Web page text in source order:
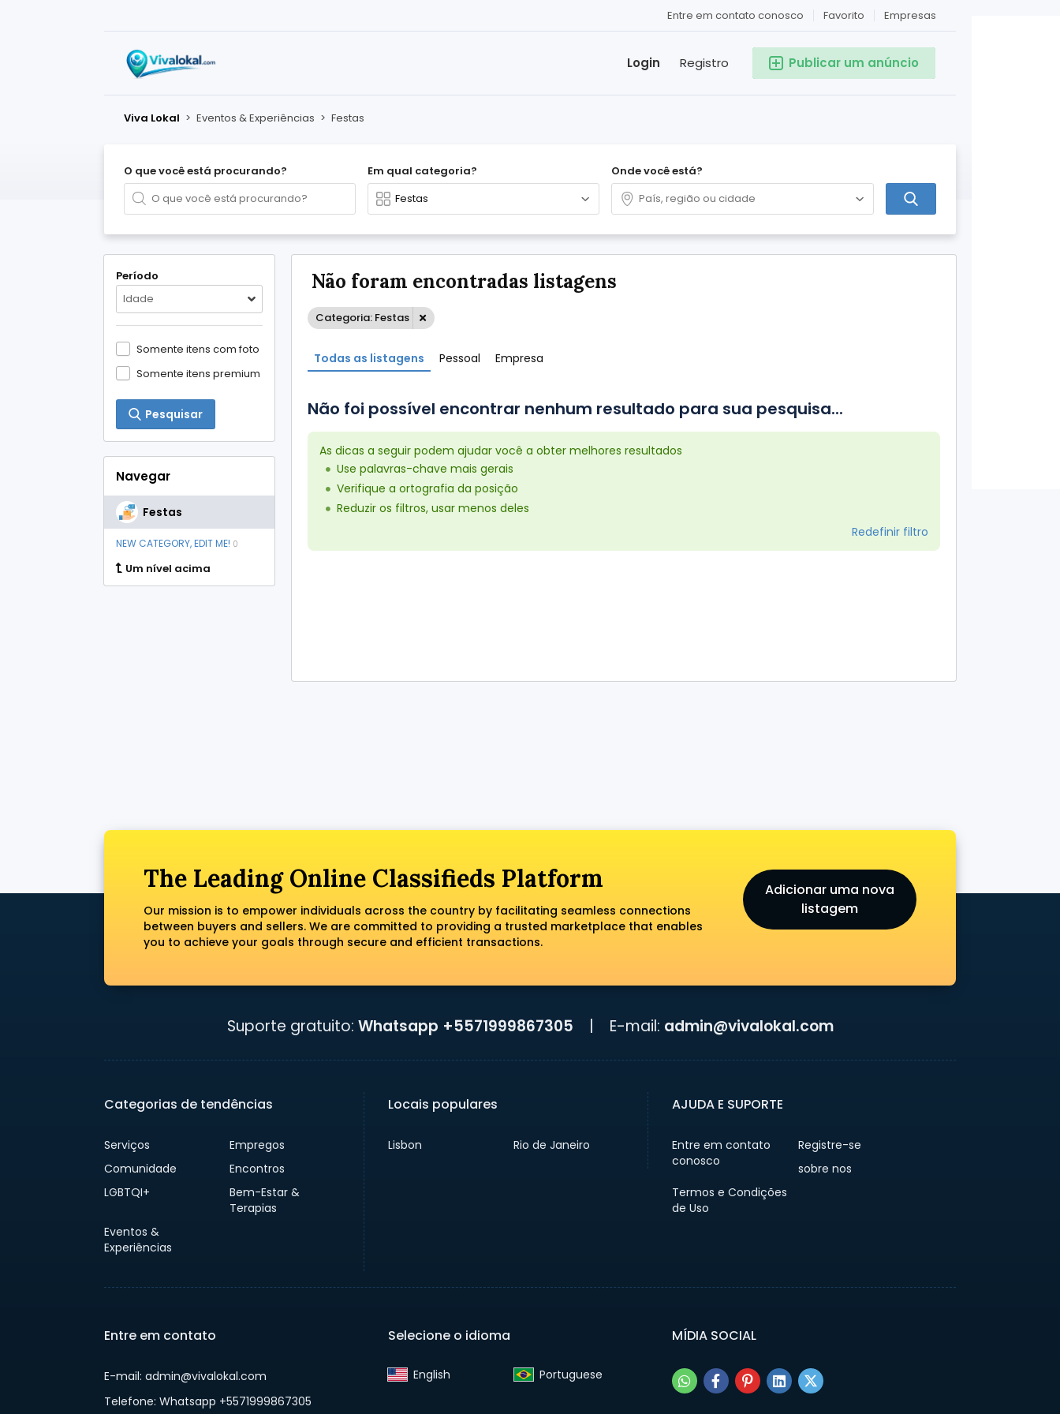
Empresas
Favorito
Entre em contato conosco
Publicar um anúncio
Registro
Login
Viva Lokal > Eventos & Experiências > Festas
O que você está procurando? Em qual categoria? Onde você está?
Período
Idade
Somente itens com foto
Somente itens premium
Pesquisar
Navegar
Festas
NEW CATEGORY, EDIT ME! 0
Um nível acima
Não foram encontradas listagens
Categoria: Festas
Todas as listagens Pessoal Empresa
Não foi possível encontrar nenhum resultado para sua pesquisa...
As dicas a seguir podem ajudar você a obter melhores resultados
Use palavras-chave mais gerais
Verifique a ortografia da posição
Reduzir os filtros, usar menos deles
Redefinir filtro
The Leading Online Classifieds Platform
Our mission is to empower individuals across the country by facilitating seamless connections
between buyers and sellers. We are committed to providing a trusted marketplace that enables
you to achieve your goals through secure and efficient transactions.
Adicionar uma nova
listagem
Suporte gratuito: Whatsapp +5571999867305 E-mail: admin@vivalokal.com
Categorias de tendências
Serviços
Empregos
Comunidade
Encontros
LGBTQI+
Bem-Estar &
Terapias
Eventos &
Experiências
Locais populares
Lisbon Rio de Janeiro
AJUDA E SUPORTE
Entre em contato
conosco
Registre-se
sobre nos
Termos e Condições
de Uso
Entre em contato
E-mail: admin@vivalokal.com
Telefone: Whatsapp +5571999867305
Selecione o idioma
English‎ Portuguese‎
MÍDIA SOCIAL